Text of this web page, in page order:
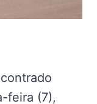
feira (7),